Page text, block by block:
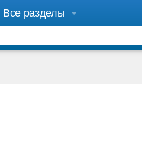
Все разделы